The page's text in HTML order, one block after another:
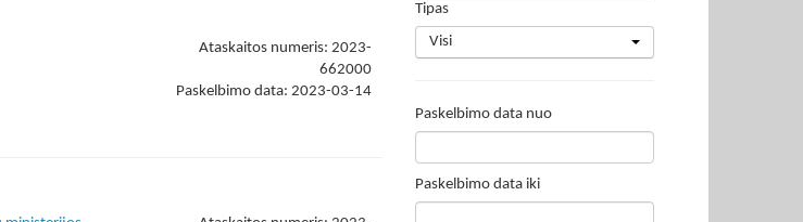
Ataskaitos numeris: 2023-
662000
Paskelbimo data: 2023-03-14
Tipas
Visi
Paskelbimo data nuo
Paskelbimo data iki